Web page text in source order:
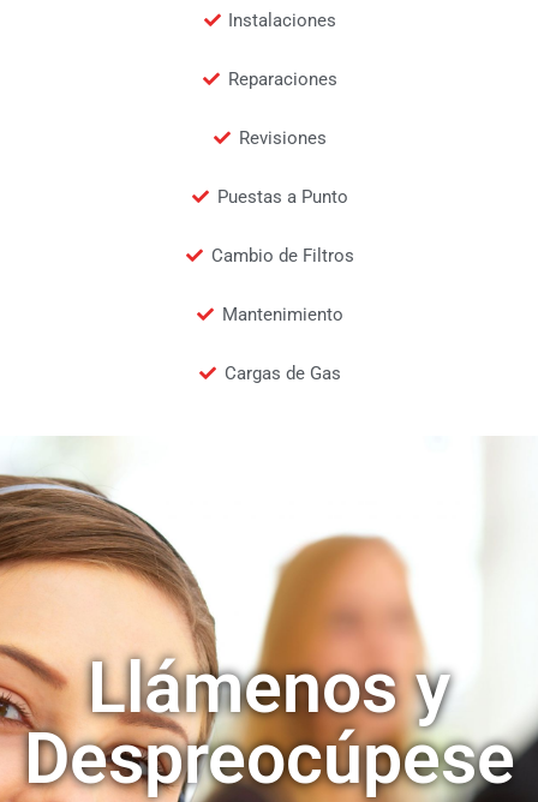
Instalaciones
Reparaciones
Revisiones
Puestas a Punto
Cambio de Filtros
Mantenimiento
Cargas de Gas
Llámenos y
Despreocúpese